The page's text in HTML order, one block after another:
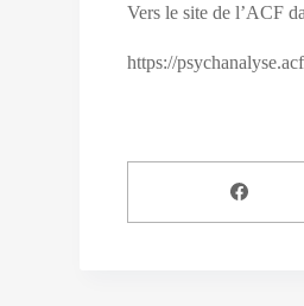
Vers le site de l’ACF
https://